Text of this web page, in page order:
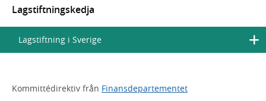
en
lista
med
sökförslag
Lagstiftningskedja
Lagstiftning i Sverige
Kommittédirektiv från Finansdepartementet